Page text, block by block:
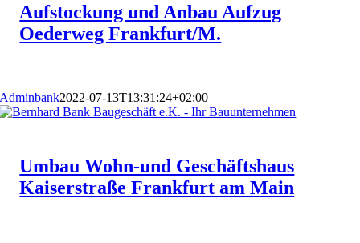
Aufstockung und Anbau Aufzug
Oederweg Frankfurt/M.
Adminbank2022-07-13T13:31:24+02:00
Umbau Wohn-und Geschäftshaus
Kaiserstraße Frankfurt am Main